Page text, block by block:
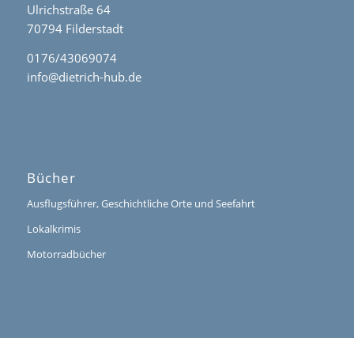
Ulrichstraße 64
70794 Filderstadt
0176/43069074
info@dietrich-hub.de
Bücher
Ausflugsführer, Geschichtliche Orte und Seefahrt
Lokalkrimis
Motorradbücher